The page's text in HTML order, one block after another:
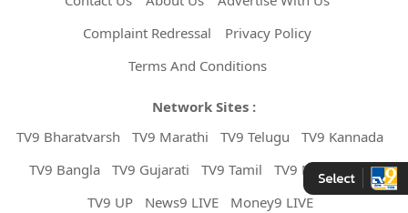
Complaint Redressal
Privacy Policy
Terms And Conditions
Network Sites :
TV9 Bharatvarsh
TV9 Marathi TV9 Telugu
TV9 Kannada
TV9 Bangla
TV9 Gujarati TV9 Tamil
TV9 Malayalam
TV9 UP
News9 LIVE Money9 LIVE